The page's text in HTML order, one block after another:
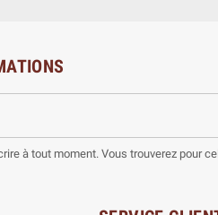
à tout moment. Vous trouverez pour